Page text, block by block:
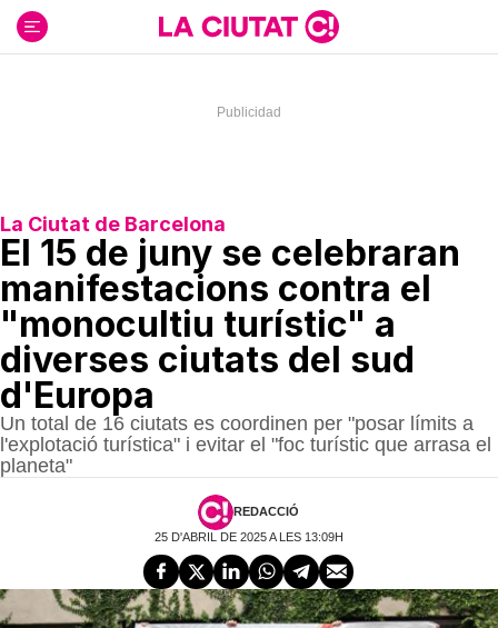
contenido
La Ciutat de Barcelona
El 15 de juny se celebraran
manifestacions contra el
"monocultiu turístic" a
diverses ciutats del sud
d'Europa
Un total de 16 ciutats es coordinen per "posar límits a
l'explotació turística" i evitar el "foc turístic que arrasa el
planeta"
REDACCIÓ
25 D'ABRIL DE 2025 A LES 13:09H